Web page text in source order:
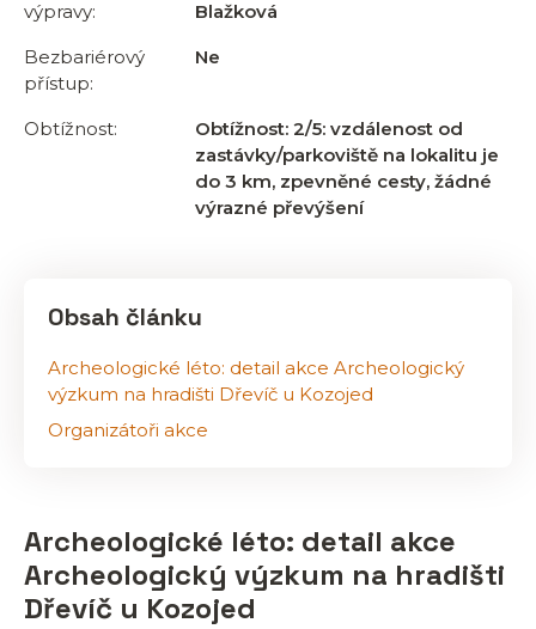
výpravy:
Blažková
Bezbariérový
přístup:
Ne
Obtížnost:
Obtížnost: 2/5: vzdálenost od
zastávky/parkoviště na lokalitu je
do 3 km, zpevněné cesty, žádné
výrazné převýšení
Obsah článku
Archeologické léto: detail akce Archeologický
výzkum na hradišti Dřevíč u Kozojed
Organizátoři akce
Archeologické léto: detail akce
Archeologický výzkum na hradišti
Dřevíč u Kozojed